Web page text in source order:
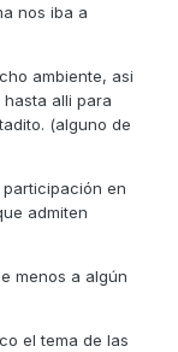
nos iba a
ambiente, asi
alli para
(alguno de
en
admiten
menos a algún
el tema de las